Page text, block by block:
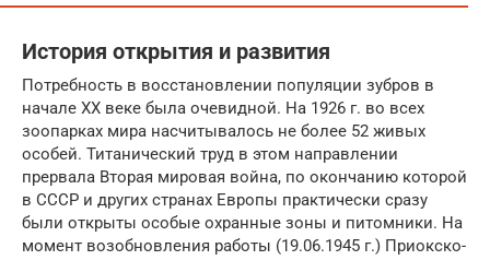
История открытия и развития
Потребность в восстановлении популяции зубров в
начале XX веке была очевидной. На 1926 г. во всех
зоопарках мира насчитывалось не более 52 живых
особей. Титанический труд в этом направлении
прервала Вторая мировая война, по окончанию которой
в СССР и других странах Европы практически сразу
были открыты особые охранные зоны и питомники. На
момент возобновления работы (19.06.1945 г.) Приокско-